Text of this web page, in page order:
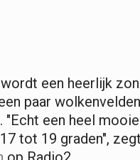
een heerlijk
paar
"Echt een heel
tot 19 graden", zegt